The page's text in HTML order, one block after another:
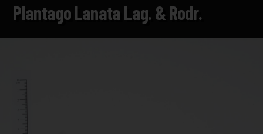
Plantago Lanata Lag. & Rodr.